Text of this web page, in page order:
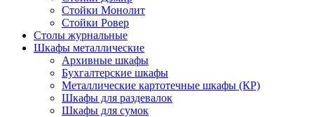
Стойки Монолит
Стойки Ровер
Столы журнальные
Шкафы металлические
Архивные шкафы
Бухгалтерские шкафы
Металлические картотечные шкафы (КР)
Шкафы для раздевалок
Шкафы для сумок